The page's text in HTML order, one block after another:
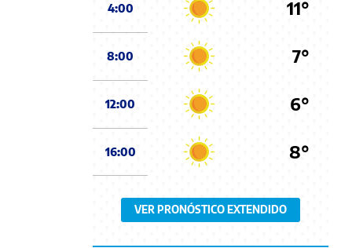
4:00 11°
8:00 7°
12:00 6°
16:00 8°
VER PRONÓSTICO EXTENDIDO